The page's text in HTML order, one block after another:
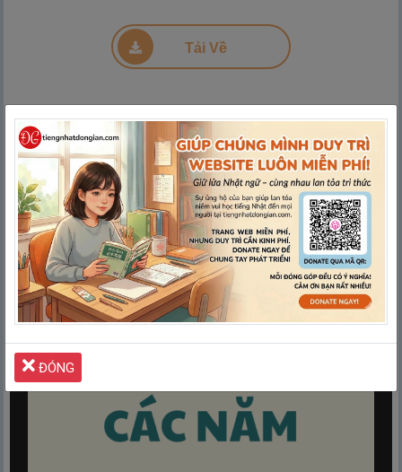
Đang tải PDF 20% ...
Tải Về
ĐÓNG